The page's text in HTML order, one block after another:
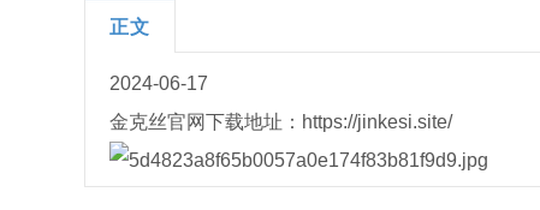
正文
2024-06-17
金克丝官网下载地址：https://jinkesi.site/